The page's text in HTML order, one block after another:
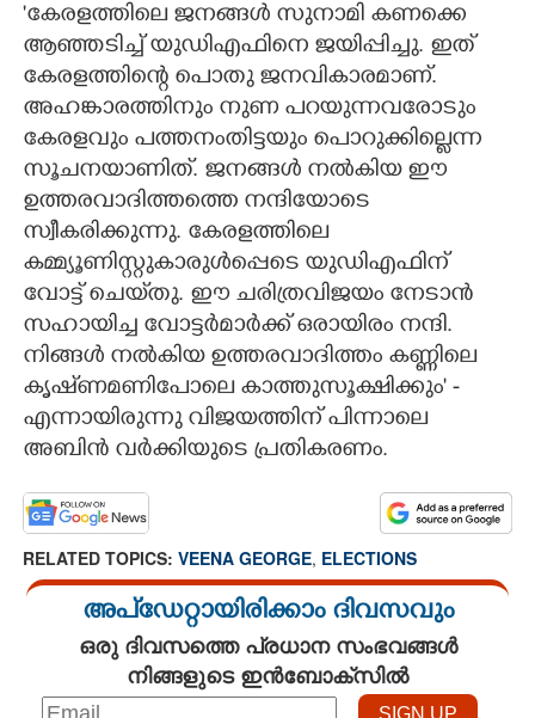
'കേരളത്തിലെ ജനങ്ങൾ സുനാമി കണക്കെ
ആഞ്ഞടിച്ച് യുഡിഎഫിനെ ജയിപ്പിച്ചു. ഇത്
കേരളത്തിന്റെ പൊതു ജനവികാരമാണ്.
അഹങ്കാരത്തിനും നുണ പറയുന്നവരോടും
കേരളവും പത്തനംതിട്ടയും പൊറുക്കില്ലെന്ന
സൂചനയാണിത്. ജനങ്ങൾ നൽകിയ ഈ
ഉത്തരവാദിത്തത്തെ നന്ദിയോടെ
സ്വീകരിക്കുന്നു. കേരളത്തിലെ
കമ്മ്യൂണിസ്റ്റുകാരുൾപ്പെടെ യുഡിഎഫിന്
വോട്ട് ചെയ്‌തു. ഈ ചരിത്രവിജയം നേടാൻ
സഹായിച്ച വോട്ടർമാർക്ക് ഒരായിരം നന്ദി.
നിങ്ങൾ നൽകിയ ഉത്തരവാദിത്തം കണ്ണിലെ
കൃഷ്‌ണമണിപോലെ കാത്തുസൂക്ഷിക്കും' -
എന്നായിരുന്നു വിജയത്തിന് പിന്നാലെ
അബിൻ വർക്കിയുടെ പ്രതികരണം.
RELATED TOPICS: VEENA GEORGE, ELECTIONS
അപ്ഡേറ്റായിരിക്കാം ദിവസവും
ഒരു ദിവസത്തെ പ്രധാന സംഭവങ്ങൾ
നിങ്ങളുടെ ഇൻബോക്സിൽ